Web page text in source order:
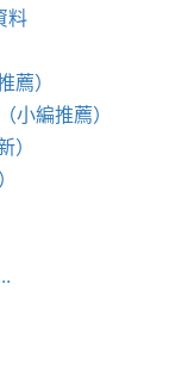
料
）
小編推薦）